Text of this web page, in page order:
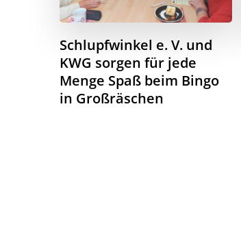
Schlupfwinkel e. V. und
KWG sorgen für jede
Menge Spaß beim Bingo
in Großräschen